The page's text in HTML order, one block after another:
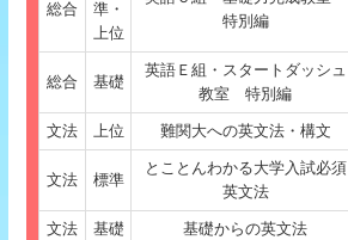
総合
準・
上位
特別編
総合 基礎
英語Ｅ組・スタートダッシュ
教室 特別編
文法 上位 難関大への英文法・構文
文法 標準
とことんわかる大学入試必須
英文法
文法 基礎 基礎からの英文法